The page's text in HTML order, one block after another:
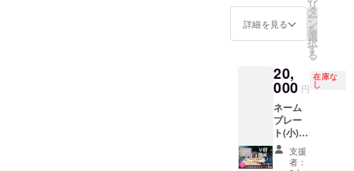
合にお
いても
かねま
す。 ※
掲載期
間は
2023年
10月か
ら1年間
です。
す！
《施設
原町我
謝142番
地 《設
備詳
細》
ホーム
ページ
よりご
木）
20:00〜
（目安2
時間程
アルカ
ナオー
ナー
yoshiki
とのオ
ンライ
ン飲み
会への
詳細を見る
リ
タ
ー
ン
を
選
択
す
る
20,
000 円
在庫な
し
ネーム
プレー
ト(小)
改修し
た入り
支援
者：